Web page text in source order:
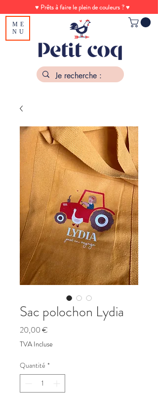
♥ Prêts à faire le plein de couleurs ? ♥
ME
NU
Sac polochon Lydia
20,00 €
TVA Incluse
Quantité *